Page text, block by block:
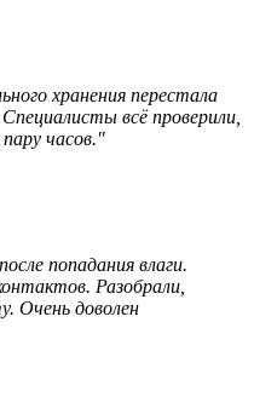
хранения перестала
всё проверили,
часов."
попадания влаги.
Разобрали,
Очень доволен